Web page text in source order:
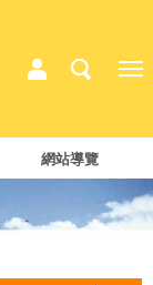
網站導覽